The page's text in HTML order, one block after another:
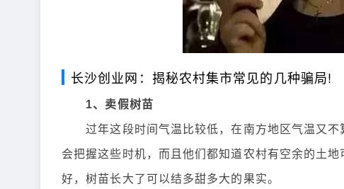
长沙创业网：揭秘农村集市常见的几种骗局!
1、卖假树苗
过年这段时间气温比较低，在南方地区气温又不
会把握这些时机，而且他们都知道农村有空余的土
好，树苗长大了可以结多甜多大的果实。